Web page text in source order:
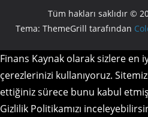
Tüm hakları saklıdır ©
Tema: ThemeGrill tarafından
Finans Kaynak olarak sizlere en
çerezlerinizi kullanıyoruz.
ettiğiniz sürece bunu kabul etmiş
Gizlilik Politikamızı